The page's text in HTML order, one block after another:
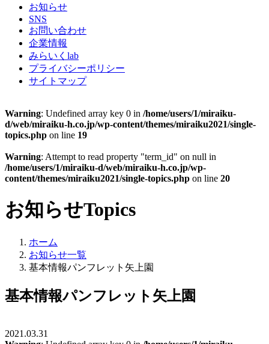
お知らせ
SNS
お問い合わせ
企業情報
みらいくlab
プライバシーポリシー
サイトマップ
Warning: Undefined array key 0 in /home/users/1/miraiku-
d/web/miraiku-h.co.jp/wp-content/themes/miraiku2021/single-
topics.php on line 19
Warning: Attempt to read property "term_id" on null in
/home/users/1/miraiku-d/web/miraiku-h.co.jp/wp-
content/themes/miraiku2021/single-topics.php on line 20
お知らせTopics
ホーム
お知らせ一覧
基本情報パンフレット矢上園
基本情報パンフレット矢上園
2021.03.31